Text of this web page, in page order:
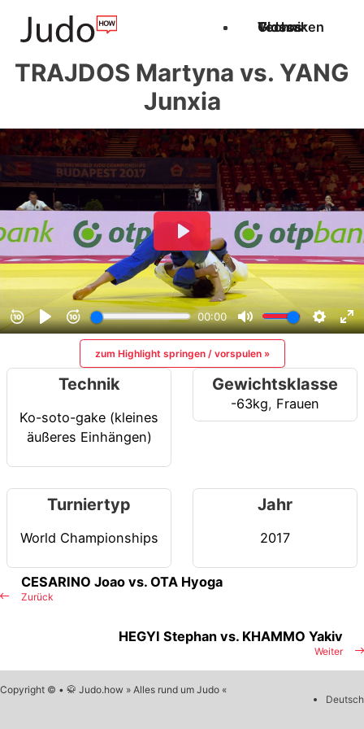
Techniken
Videos
Glossar
TRAJDOS Martyna vs. YANG
Junxia
zum Highlight springen / vorspulen »
Technik
Ko-soto-gake (kleines
äußeres Einhängen)
Gewichtsklasse
-63kg, Frauen
Turniertyp
World Championships
Jahr
2017
Zurück
CESARINO Joao vs. OTA Hyoga
Weiter
HEGYI Stephan vs. KHAMMO Yakiv
Copyright © • 🥋 Judo.how » Alles rund um Judo «
Deutsch